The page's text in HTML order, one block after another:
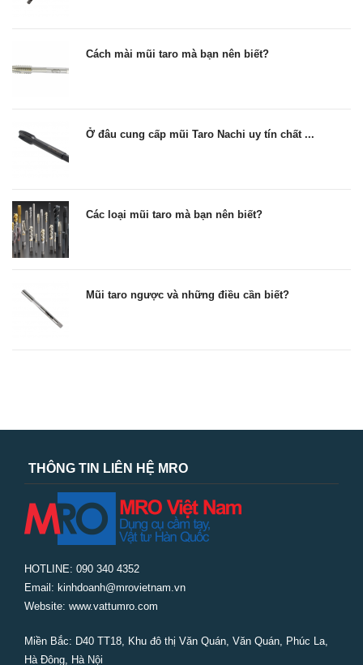
Cách mài mũi taro mà bạn nên biết?
Ở đâu cung cấp mũi Taro Nachi uy tín chất ...
Các loại mũi taro mà bạn nên biết?
Mũi taro ngược và những điều cần biết?
THÔNG TIN LIÊN HỆ MRO
HOTLINE: 090 340 4352
Email: kinhdoanh@mrovietnam.vn
Website: www.vattumro.com
Miền Bắc: D40 TT18, Khu đô thị Văn Quán, Văn Quán, Phúc La,
Hà Đông, Hà Nội